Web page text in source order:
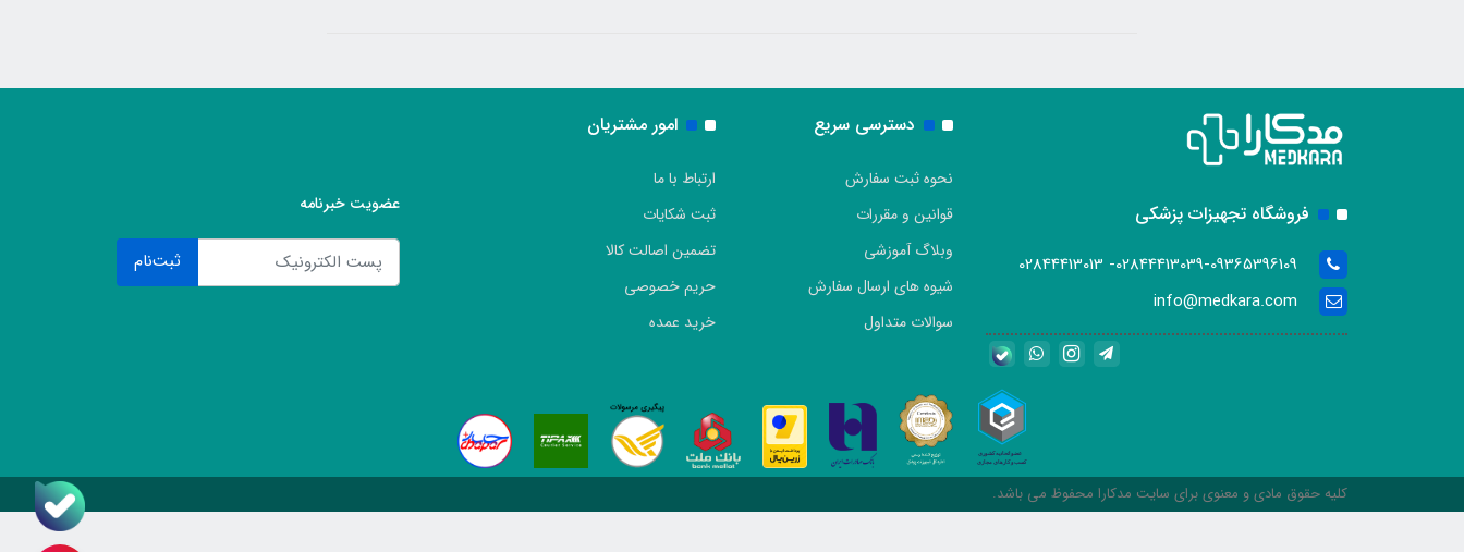
فروشگاه تجهیزات پزشکی
02844413039-09365396109- 02844413013
info@medkara.com
دسترسی سریع
نحوه ثبت سفارش
قوانین و مقررات
وبلاگ آموزشی
شیوه های ارسال سفارش
سوالات متداول
امور مشتریان
ارتباط با ما
ثبت شکایات
تضمین اصالت کالا
حریم خصوصی
خرید عمده
عضویت خبرنامه
ثبت‌نام
کلیه حقوق مادی و معنوی برای سایت مدکارا محفوظ می باشد.